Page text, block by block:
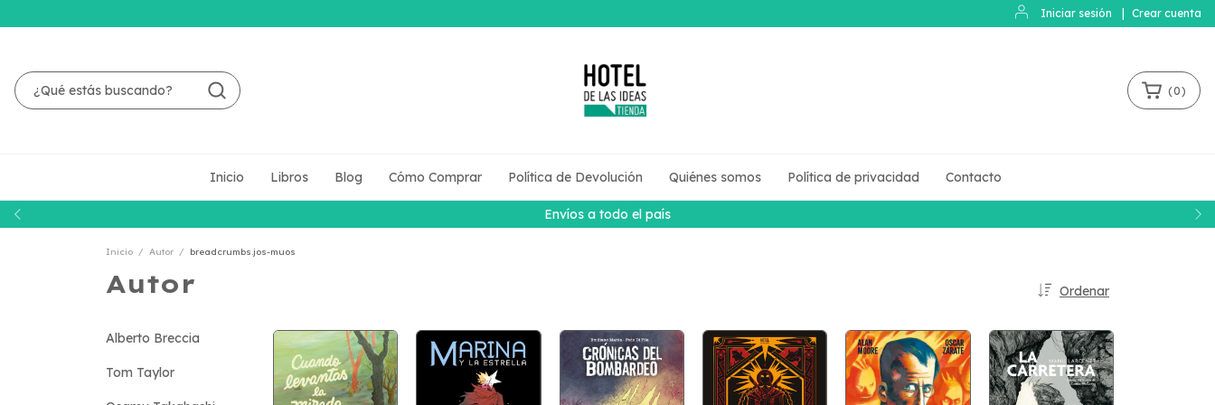
Iniciar sesión Crear cuenta
Envíos a todo el país
(0)
Inicio Libros Blog Cómo Comprar Política de Devolución Quiénes somos Política de privacidad Contacto
Inicio / Autor / breadcrumbs.jos-muos
Autor Ordenar
Alberto Breccia
Tom Taylor